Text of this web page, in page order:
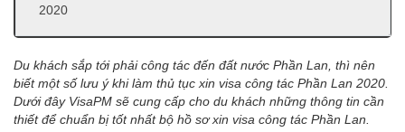
2020
Du khách sắp tới phải công tác đến đất nước Phần Lan, thì nên
biết một số lưu ý khi làm thủ tục xin visa công tác Phần Lan 2020.
Dưới đây VisaPM sẽ cung cấp cho du khách những thông tin cần
thiết để chuẩn bị tốt nhất bộ hồ sơ xin visa công tác Phần Lan.